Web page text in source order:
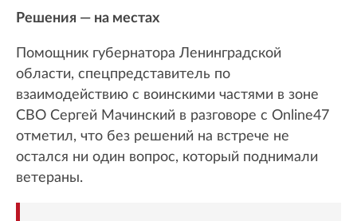
Решения — на местах
Помощник губернатора Ленинградской
области, спецпредставитель по
взаимодействию с воинскими частями в зоне
СВО Сергей Мачинский в разговоре с Online47
отметил, что без решений на встрече не
остался ни один вопрос, который поднимали
ветераны.